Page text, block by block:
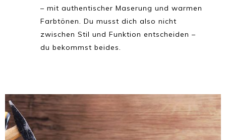
– mit authentischer Maserung und warmen
Farbtönen. Du musst dich also nicht
zwischen Stil und Funktion entscheiden –
du bekommst beides.